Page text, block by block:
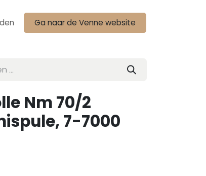
Ga naar de Venne website
Nm 70/2
7-7000